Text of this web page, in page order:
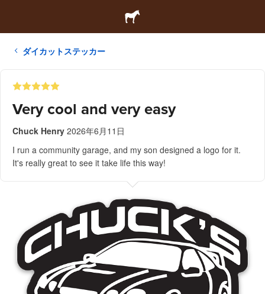
ダイカットステッカー
Very cool and very easy
Chuck Henry 2026年6月11日
I run a community garage, and my son designed a logo for it.
It's really great to see it take life this way!